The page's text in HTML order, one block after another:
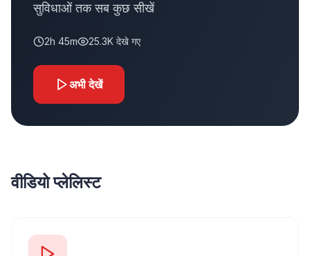
सुविधाओं तक सब कुछ सीखें
2h 45m 25.3K देखे गए
अभी देखें
वीडियो प्लेलिस्ट